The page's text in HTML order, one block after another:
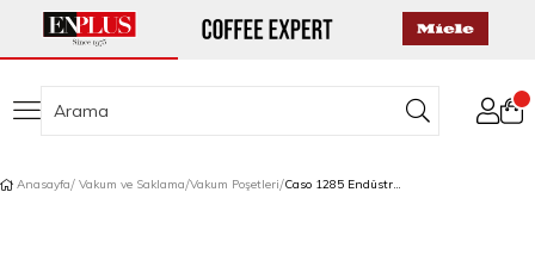
Anasayfa Vakum ve Saklama Vakum Poşetleri Caso 1285 Endüstriyel Hazneli Vakum Poşeti 20x30 cm 100 Adet